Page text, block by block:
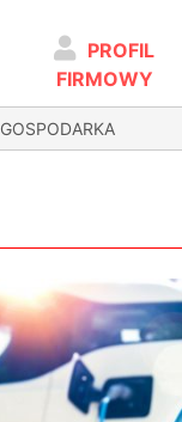
PROFIL
FIRMOWY
GOSPODARKA